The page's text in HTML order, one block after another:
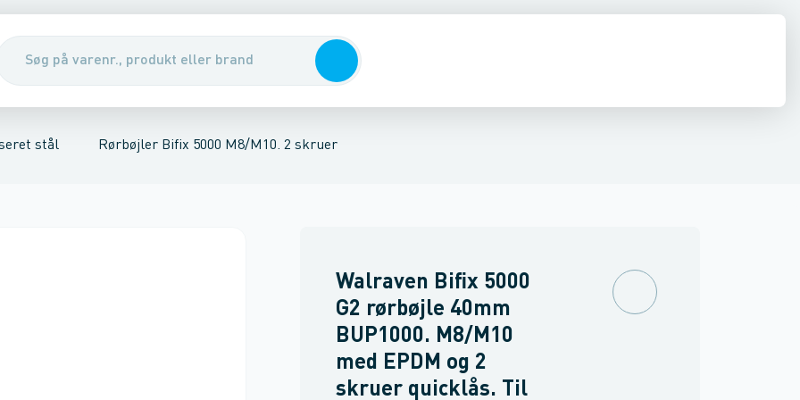
Gevindstænger RørophængAnkre & dybler TapeReb, wire & kæde
stål
stål ophængRørbøjler, galvaniseret stål Rørbøjler, rustfrit/syrefast stål
Rørbøjler Bifix 5000 M8/M10. 2 skruer
2 skruer Rørbøjler Flash M8/M10 1 skrue Rørbøjler KSB1 M8 1 skrue
Walraven Bifix 5000
G2 rørbøjle 40mm
BUP1000. M8/M10
med EPDM og 2
skruer quicklås. Til